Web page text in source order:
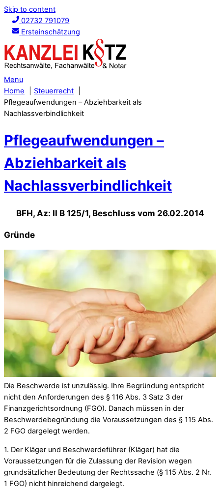
Skip to content
02732 791079
Ersteinschätzung
Menu
Home
Steuerrecht
Pflegeaufwendungen – Abziehbarkeit als
Nachlassverbindlichkeit
Pflegeaufwendungen –
Abziehbarkeit als
Nachlassverbindlichkeit
BFH, Az: II B 125/1, Beschluss vom 26.02.2014
Gründe
Die Beschwerde ist unzulässig. Ihre Begründung entspricht
nicht den Anforderungen des § 116 Abs. 3 Satz 3 der
Finanzgerichtsordnung (FGO). Danach müssen in der
Beschwerdebegründung die Voraussetzungen des § 115 Abs.
2 FGO dargelegt werden.
1. Der Kläger und Beschwerdeführer (Kläger) hat die
Voraussetzungen für die Zulassung der Revision wegen
grundsätzlicher Bedeutung der Rechtssache (§ 115 Abs. 2 Nr.
1 FGO) nicht hinreichend dargelegt.